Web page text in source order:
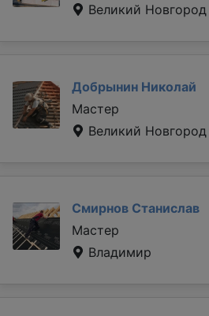
Великий Новгород
Добрынин Николай
Мастер
Великий Новгород
Смирнов Станислав
Мастер
Владимир